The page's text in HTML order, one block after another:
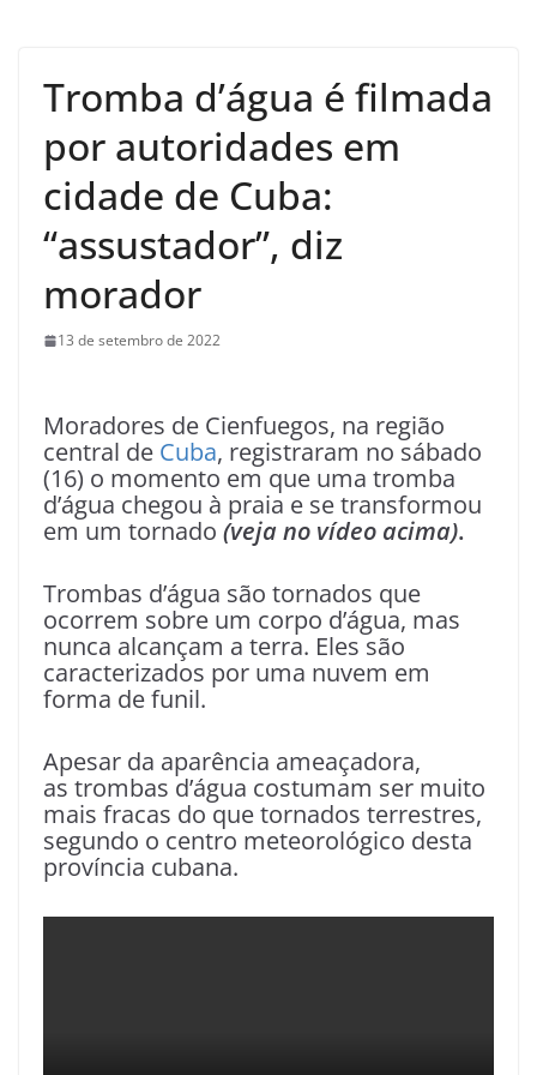
Tromba d’água é filmada
por autoridades em
cidade de Cuba:
“assustador”, diz
morador
13 de setembro de 2022
Moradores de Cienfuegos, na região
central de Cuba, registraram no sábado
(16) o momento em que uma tromba
d’água chegou à praia e se transformou
em um tornado (veja no vídeo acima).
Trombas d’água são tornados que
ocorrem sobre um corpo d’água, mas
nunca alcançam a terra. Eles são
caracterizados por uma nuvem em
forma de funil.
Apesar da aparência ameaçadora,
as trombas d’água costumam ser muito
mais fracas do que tornados terrestres,
segundo o centro meteorológico desta
província cubana.